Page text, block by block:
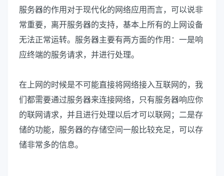
服务器的作用对于现代化的网络应用而言，可以说非
常重要，离开服务器的支持，基本上所有的上网设备
无法正常运转。服务器主要有两方面的作用：一是响
应终端的服务请求，并进行处理。
在上网的时候是不可能直接将网络接入互联网的，我
们都需要通过服务器来连接网络，只有服务器响应你
的联网请求，并且进行处理以后才可以联网；二是存
储的功能，服务器的存储空间一般比较充足，可以存
储非常多的信息。